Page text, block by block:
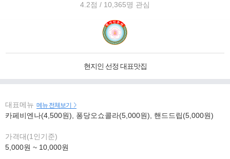
4.2점 / 10,365명 관심
현지인 선정 대표맛집
대표메뉴 메뉴 전체보기
카페비엔나(4,500원), 퐁당오쇼콜라(5,000원), 핸드드립(5,000원)
가격대(1인기준)
5,000원 ~ 10,000원